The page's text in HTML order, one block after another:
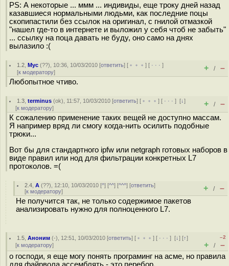
PS: А некоторые ... ммм ... индивиды, еще троку дней назад
казавшиеся нормальными людьми, как последние поцы
скопипастили без ссылок на оригинал, с гнилой отмазкой
"нашел где-то в интернете и выложил у себя чтоб не забыть"
... ссылку на поца давать не буду, оно само на днях
вылазило :(
1.2 ,Myc (??), 10:36, 10/03/2010 [ответить] [ ﹢﹢﹢] [ · · ·]
[к модератору] + / –
Любопытное чтиво.
1.3 ,terminus (ok), 11:57, 10/03/2010 [ответить] [ ﹢﹢﹢] [ · · ·][↓]
[к модератору] + / –
К сожалению применение таких вещей не доступно массам.
Я например вряд ли смогу когда-нить осилить подобные
трюки...
Вот бы для стандартного ipfw или netgraph готовых наборов в
виде правил или нод для фильтрации конкретных L7
протоколов. =(
2.4 ,А (??), 12:10, 10/03/2010 [^] [^^] [^^^] [ответить]
[к модератору] + / –
Не получится так, не только содержимое пакетов
анализировать нужно для полноценного L7.
1.5 ,Аноним (-), 12:51, 10/03/2010 [ответить] [ ﹢﹢﹢] [ · · ·][↓] [↑]
[к модератору]
–2
+ / –
о господи, я еще могу понять програминг на асме, но правила